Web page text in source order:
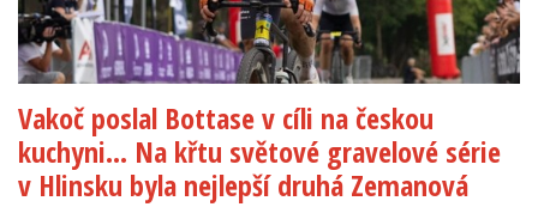
Vakoč poslal Bottase v cíli na českou
kuchyni… Na křtu světové gravelové série
v Hlinsku byla nejlepší druhá Zemanová